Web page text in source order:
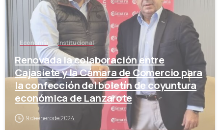
Economía Institucional
Renovada la colaboración entre
Cajasiete y la Cámara de Comercio para
la confección del boletín de coyuntura
económica de Lanzarote
9 de enero de 2024